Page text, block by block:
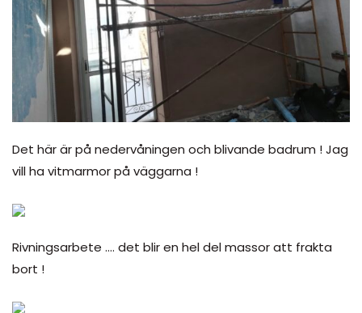
Det här är på nedervåningen och blivande badrum ! Jag
vill ha vitmarmor på väggarna !
Rivningsarbete …. det blir en hel del massor att frakta
bort !